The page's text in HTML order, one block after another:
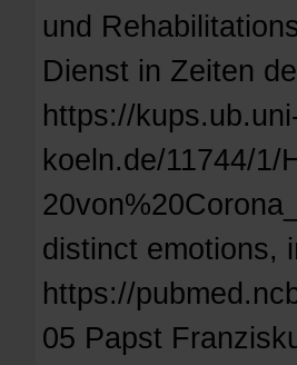
und
Dienst in Zeiten
https://
koeln.de/11744/
distinct emotions,
https://
05 Papst